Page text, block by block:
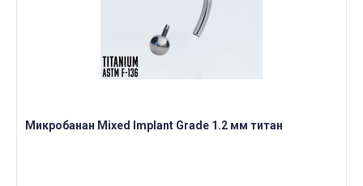
Микробанан Mixed Implant Grade 1.2 мм титан